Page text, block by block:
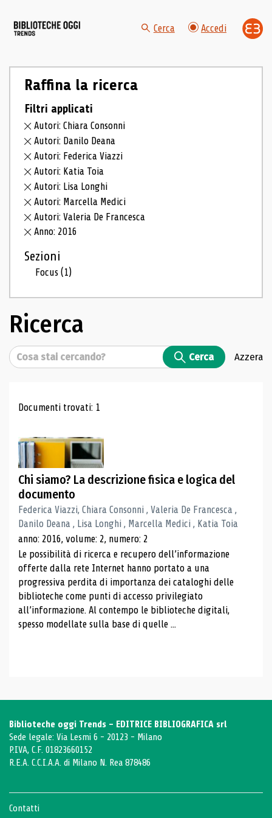
Cerca Accedi
Raffina la ricerca
Filtri applicati
Autori: Chiara Consonni
Autori: Danilo Deana
Autori: Federica Viazzi
Autori: Katia Toia
Autori: Lisa Longhi
Autori: Marcella Medici
Autori: Valeria De Francesca
Anno: 2016
Sezioni
Focus(1)
Ricerca
Cerca Cerca Azzera
Risultati di ricerca
Documenti trovati: 1
Chi siamo? La descrizione fisica e logica del
documento
Federica Viazzi, Chiara Consonni , Valeria De Francesca ,
Danilo Deana , Lisa Longhi , Marcella Medici , Katia Toia
anno: 2016, volume: 2, numero: 2
Le possibilità di ricerca e recupero dell’informazione
offerte dalla rete Internet hanno portato a una
progressiva perdita di importanza dei cataloghi delle
biblioteche come punti di accesso privilegiato
all’informazione. Al contempo le biblioteche digitali,
spesso modellate sulla base di quelle ...
Biblioteche oggi Trends - EDITRICE BIBLIOGRAFICA srl
Sede legale: Via Lesmi 6 - 20123 - Milano
P.IVA, C.F. 01823660152
R.E.A. C.C.I.A.A. di Milano N. Rea 878486
Contatti